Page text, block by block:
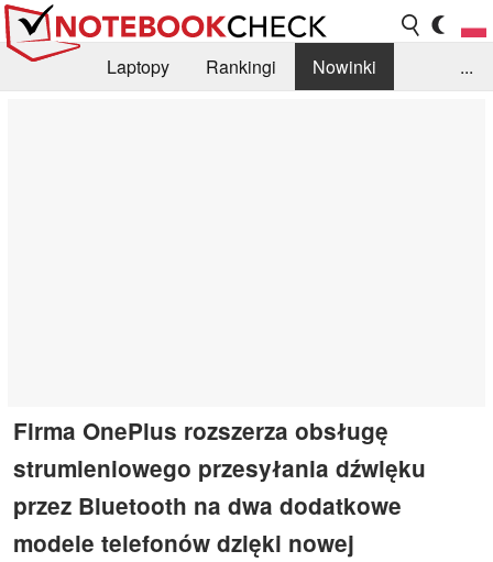
Laptopy Rankingi
Nowinki
...
Firma OnePlus rozszerza obsługę
strumieniowego przesyłania dźwięku
przez Bluetooth na dwa dodatkowe
modele telefonów dzięki nowej